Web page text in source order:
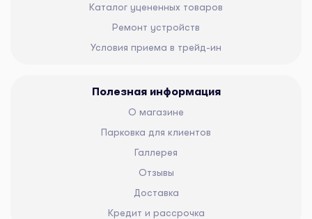
Каталог уцененных товаров
Ремонт устройств
Условия приема в трейд-ин
Полезная информация
О магазине
Парковка для клиентов
Галлерея
Отзывы
Доставка
Кредит и рассрочка